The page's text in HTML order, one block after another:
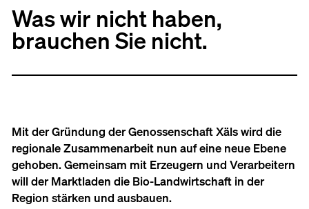
Was wir nicht haben,
brauchen Sie nicht.
Mit der Gründung der Genossenschaft Xäls wird die
regionale Zusammenarbeit nun auf eine neue Ebene
gehoben. Gemeinsam mit Erzeugern und Verarbeitern
will der Marktladen die Bio-Landwirtschaft in der
Region stärken und ausbauen.